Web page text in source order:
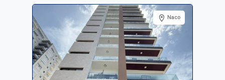
Naco